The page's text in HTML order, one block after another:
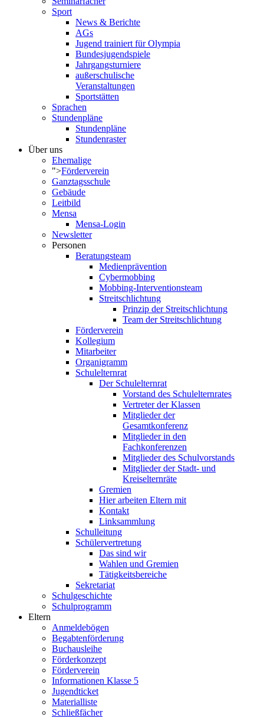
Sport
News & Berichte
AGs
Jugend trainiert für Olympia
Bundesjugendspiele
Jahrgangsturniere
außerschulische
Veranstaltungen
Sportstätten
Sprachen
Stundenpläne
Stundenpläne
Stundenraster
Über uns
Ehemalige
">Förderverein
Ganztagsschule
Gebäude
Leitbild
Mensa
Mensa-Login
Newsletter
Personen
Beratungsteam
Medienprävention
Cybermobbing
Mobbing-Interventionsteam
Streitschlichtung
Prinzip der Streitschlichtung
Team der Streitschlichtung
Förderverein
Kollegium
Mitarbeiter
Organigramm
Schulelternrat
Der Schulelternrat
Vorstand des Schulelternrates
Vertreter der Klassen
Mitglieder der
Gesamtkonferenz
Mitglieder in den
Fachkonferenzen
Mitglieder des Schulvorstands
Mitglieder der Stadt- und
Kreiselternräte
Gremien
Hier arbeiten Eltern mit
Kontakt
Linksammlung
Schulleitung
Schülervertretung
Das sind wir
Wahlen und Gremien
Tätigkeitsbereiche
Sekretariat
Schulgeschichte
Schulprogramm
Eltern
Anmeldebögen
Begabtenförderung
Buchausleihe
Förderkonzept
Förderverein
Informationen Klasse 5
Jugendticket
Materialliste
Schließfächer